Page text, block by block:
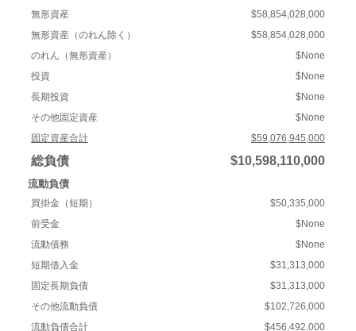
無形資産
$58,854,028,000
無形資産（のれん除く）
$58,854,028,000
のれん（無形資産）
$None
投資
$None
長期投資
$None
その他固定資産
$None
固定資産合計
$59,076,945,000
総負債 $10,598,110,000
流動負債
買掛金（短期）
$50,335,000
前受金
$None
流動債務
$None
短期借入金
$31,313,000
固定長期負債
$31,313,000
その他流動負債
$102,726,000
流動負債合計
$456,492,000